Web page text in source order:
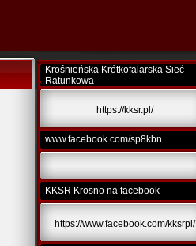
Krośnieńska Krótkofalarska Sieć
Ratunkowa
https://kksr.pl/
www.facebook.com/sp8kbn
KKSR Krosno na facebook
https://www.facebook.com/kksrpl/